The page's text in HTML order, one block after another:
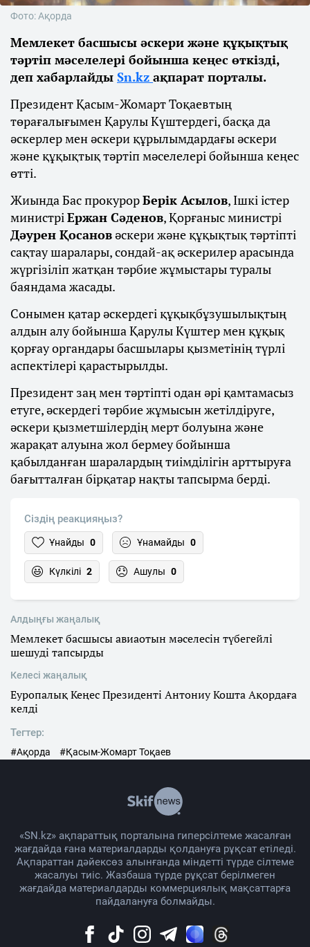
Фото: Ақорда
Мемлекет басшысы әскери және құқықтық
тәртіп мәселелері бойынша кеңес өткізді,
деп хабарлайды Sn.kz ақпарат порталы.
Президент Қасым-Жомарт Тоқаевтың
төрағалығымен Қарулы Күштердегі, басқа да
әскерлер мен әскери құрылымдардағы әскери
және құқықтық тәртіп мәселелері бойынша кеңес
өтті.
Жиында Бас прокурорБерік Асылов, Ішкі істер
министріЕржан Сәденов, Қорғаныс министрі
Дәурен Қосановәскери және құқықтық тәртіпті
сақтау шаралары, сондай-ақ әскерилер арасында
жүргізіліп жатқан тәрбие жұмыстары туралы
баяндама жасады.
Сонымен қатар әскердегі құқықбұзушылықтың
алдын алу бойынша Қарулы Күштер мен құқық
қорғау органдары басшылары қызметінің түрлі
аспектілері қарастырылды.
Президент заң мен тәртіпті одан әрі қамтамасыз
етуге, әскердегі тәрбие жұмысын жетілдіруге,
әскери қызметшілердің мерт болуына және
жарақат алуына жол бермеу бойынша
қабылданған шаралардың тиімділігін арттыруға
бағытталған бірқатар нақты тапсырма берді.
Сіздің реакцияңыз?
Ұнайды 0 Ұнамайды 0
Күлкілі 2 Ашулы 0
Алдыңғы жаңалық
Мемлекет басшысы авиаотын мәселесін түбегейлі
шешуді тапсырды
Келесі жаңалық
Еуропалық Кеңес Президенті Антониу Кошта Ақордаға
келді
Тегтер:
#Ақорда #Қасым-Жомарт Тоқаев
«SN.kz» ақпараттық порталына гиперсілтеме жасалған
жағдайда ғана материалдарды қолдануға рұқсат етіледі.
Ақпараттан дәйексөз алынғанда міндетті түрде сілтеме
жасалуы тиіс. Жазбаша түрде рұқсат берілмеген
жағдайда материалдарды коммерциялық мақсаттарға
пайдалануға болмайды.